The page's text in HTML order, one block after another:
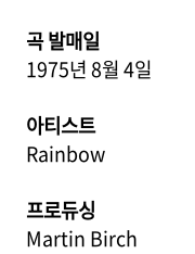
곡 발매일
1975년 8월 4일
아티스트
Rainbow
프로듀싱
Martin Birch